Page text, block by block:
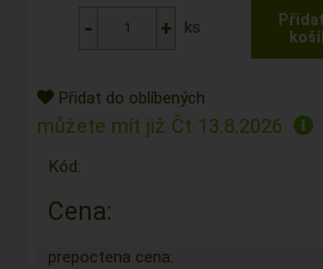
ks
Přidat do oblíbených
můžete mít již Čt 13.8.2026
Kód:
Cena:
prepoctena cena: